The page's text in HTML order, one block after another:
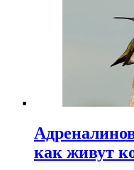
как живут